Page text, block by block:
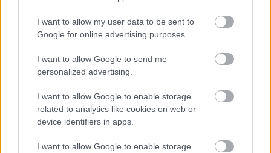
I want to allow my user data to be sent to
Google for online advertising purposes.
I want to allow Google to send me
personalized advertising.
I want to allow Google to enable storage
related to analytics like cookies on web or
device identifiers in apps.
I want to allow Google to enable storage
Amire többmillióan vártunk: szombattól másodfokúra
Helyi hírek